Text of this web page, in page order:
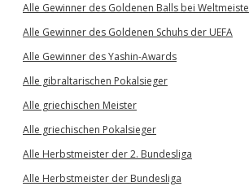
Alle Gewinner des Goldenen Balls bei
Alle Gewinner des Goldenen Schuhs der UEFA
Alle Gewinner des Yashin-Awards
Alle gibraltarischen Pokalsieger
Alle griechischen Meister
Alle griechischen Pokalsieger
Alle Herbstmeister der 2. Bundesliga
Alle Herbstmeister der Bundesliga